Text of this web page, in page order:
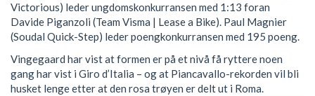
Victorious) leder ungdomskonkurransen med 1:13 foran
Davide Piganzoli (Team Visma | Lease a Bike). Paul Magnier
(Soudal Quick-Step) leder poengkonkurransen med 195 poeng.
Vingegaard har vist at formen er på et nivå få ryttere noen
gang har vist i Giro d’Italia – og at Piancavallo-rekorden vil bli
husket lenge etter at den rosa trøyen er delt ut i Roma.